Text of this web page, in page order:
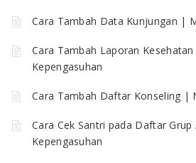
Cara Tambah Data Kunjungan |
Cara Tambah Laporan
Kepengasuhan
Cara Tambah Daftar Konseling |
Cara Cek Santri pada Daftar
Kepengasuhan